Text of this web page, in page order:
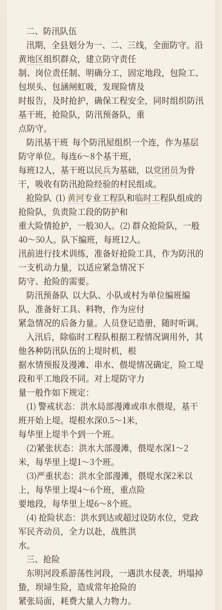
    二、防汛队伍
黄地区组织群众，建立防守责任
制、岗位责任制、明确分工，固定地段，包险工、
包坝头、包涵闸虹吸，发现险情及
时报告，及时抢护，确保工程安全，同时组织防汛
基干班，抢险队，防汛预备队，重
点防守。
防守单位。每连6～8个基干班，
每班12人，基干班以民兵为基础，以党团员为骨
干，吸收有防汛抢险经验的村民组成。
    抢险队  (1)
黄河专业工程队和临时工程队组成的
抢险队，负责险工段的防护和
重大险情抢护，一般30人。(2) 群众抢险队，一般
40～50人。队下编班，每班12人。
汛前进行技术训练，准备好抢险工具，作为防汛的
一支机动力量，以适应紧急情况下
防守、抢险的需要。
队，准备好工具、料物，作为应付
紧急情况的后备力量。人员登记造册，随时听调。
他各种防汛队伍的上堤时机，根
据水情预报及漫滩、串水、偎堤情况确定，险工堤
段和平工地段不同。对上堤防守力
量一般作如下规定：
班开始上堤。堤根水深0.5～1米，
每华里上堤半个到一个班。
米，每华里上堤1～3个班。
上，每华里上堤4～6个班，重点险
要地段，每华里上堤6～8个班。
军民齐动员，全力以赴，战胜洪
水。
    三、抢险
蛰，坝埽生险，造成常年抢险的
紧张局面，耗费大量人力物力。